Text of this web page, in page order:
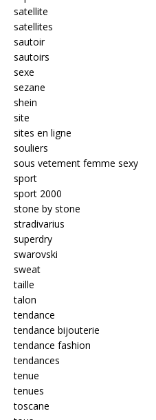
satellite
satellites
sautoir
sautoirs
sexe
sezane
shein
site
sites en ligne
souliers
sous vetement femme sexy
sport
sport 2000
stone by stone
stradivarius
superdry
swarovski
sweat
taille
talon
tendance
tendance bijouterie
tendance fashion
tendances
tenue
tenues
toscane